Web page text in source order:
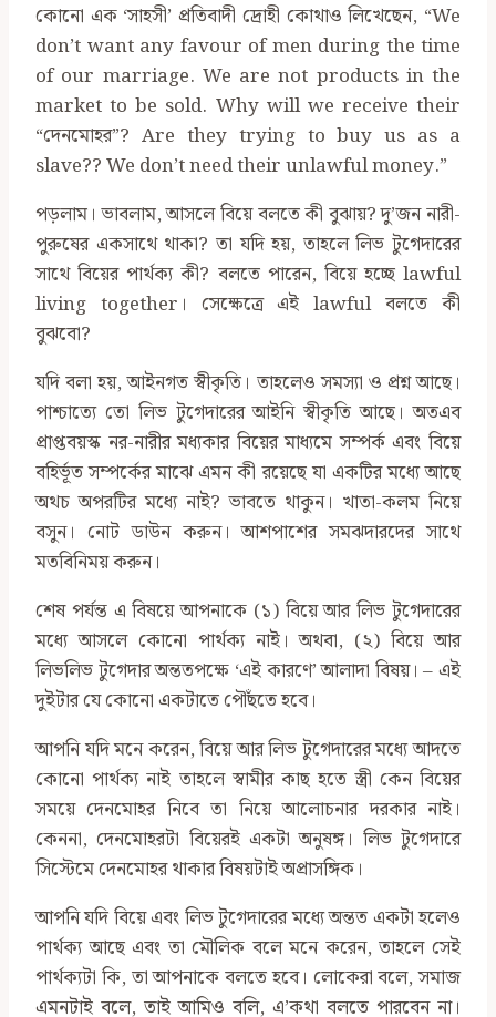
কোনো এক ‘সাহসী’ প্রতিবাদী দ্রোহী কোথাও লিখেছেন, “We
don’t want any favour of men during the time
of our marriage. We are not products in the
market to be sold. Why will we receive their
“দেনমোহর”? Are they trying to buy us as a
slave?? We don’t need their unlawful money.”
পড়লাম। ভাবলাম, আসলে বিয়ে বলতে কী বুঝায়? দু’জন নারী-
পুরুষের একসাথে থাকা? তা যদি হয়, তাহলে লিভ টুগেদারের
সাথে বিয়ের পার্থক্য কী? বলতে পারেন, বিয়ে হচ্ছে lawful
living together। সেক্ষেত্রে এই lawful বলতে কী
বুঝবো?
যদি বলা হয়, আইনগত স্বীকৃতি। তাহলেও সমস্যা ও প্রশ্ন আছে।
পাশ্চাত্যে তো লিভ টুগেদারের আইনি স্বীকৃতি আছে। অতএব
প্রাপ্তবয়স্ক নর-নারীর মধ্যকার বিয়ের মাধ্যমে সম্পর্ক এবং বিয়ে
বহির্ভূত সম্পর্কের মাঝে এমন কী রয়েছে যা একটির মধ্যে আছে
অথচ অপরটির মধ্যে নাই? ভাবতে থাকুন। খাতা-কলম নিয়ে
বসুন। নোট ডাউন করুন। আশপাশের সমঝদারদের সাথে
মতবিনিময় করুন।
শেষ পর্যন্ত এ বিষয়ে আপনাকে (১) বিয়ে আর লিভ টুগেদারের
মধ্যে আসলে কোনো পার্থক্য নাই। অথবা, (২) বিয়ে আর
লিভলিভ টুগেদার অন্ততপক্ষে ‘এই কারণে’ আলাদা বিষয়। – এই
দুইটার যে কোনো একটাতে পৌঁছতে হবে।
আপনি যদি মনে করেন, বিয়ে আর লিভ টুগেদারের মধ্যে আদতে
কোনো পার্থক্য নাই তাহলে স্বামীর কাছ হতে স্ত্রী কেন বিয়ের
সময়ে দেনমোহর নিবে তা নিয়ে আলোচনার দরকার নাই।
কেননা, দেনমোহরটা বিয়েরই একটা অনুষঙ্গ। লিভ টুগেদারে
সিস্টেমে দেনমোহর থাকার বিষয়টাই অপ্রাসঙ্গিক।
আপনি যদি বিয়ে এবং লিভ টুগেদারের মধ্যে অন্তত একটা হলেও
পার্থক্য আছে এবং তা মৌলিক বলে মনে করেন, তাহলে সেই
পার্থক্যটা কি, তা আপনাকে বলতে হবে। লোকেরা বলে, সমাজ
এমনটাই বলে, তাই আমিও বলি, এ’কথা বলতে পারবেন না।